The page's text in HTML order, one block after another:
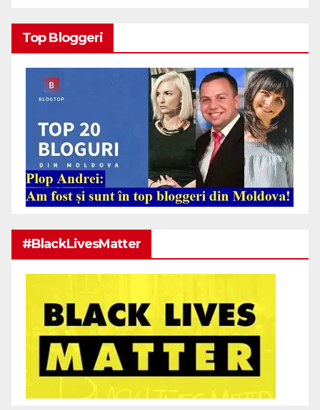
Top Bloggeri
#BlackLivesMatter